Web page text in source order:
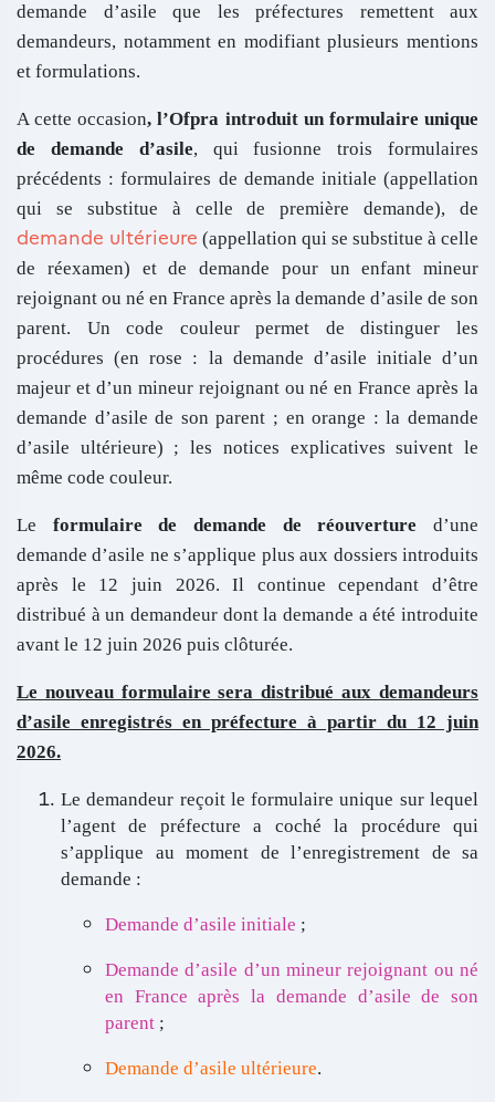
demande d’asile que les préfectures remettent aux
demandeurs, notamment en modifiant plusieurs mentions
et formulations.
A cette occasion, l’Ofpra introduit un formulaire unique
de demande d’asile, qui fusionne trois formulaires
précédents : formulaires de demande initiale (appellation
qui se substitue à celle de première demande), de
demande ultérieure (appellation qui se substitue à celle
de réexamen) et de demande pour un enfant mineur
rejoignant ou né en France après la demande d’asile de son
parent. Un code couleur permet de distinguer les
procédures (en rose : la demande d’asile initiale d’un
majeur et d’un mineur rejoignant ou né en France après la
demande d’asile de son parent ; en orange : la demande
d’asile ultérieure) ; les notices explicatives suivent le
même code couleur.
Le formulaire de demande de réouverture d’une
demande d’asile ne s’applique plus aux dossiers introduits
après le 12 juin 2026. Il continue cependant d’être
distribué à un demandeur dont la demande a été introduite
avant le 12 juin 2026 puis clôturée.
Le nouveau formulaire sera distribué aux demandeurs
d’asile enregistrés en préfecture à partir du 12 juin
2026.
Le demandeur reçoit le formulaire unique sur lequel
l’agent de préfecture a coché la procédure qui
s’applique au moment de l’enregistrement de sa
demande :
Demande d’asile initiale ;
Demande d’asile d’un mineur rejoignant ou né
en France après la demande d’asile de son
parent ;
Demande d’asile ultérieure.